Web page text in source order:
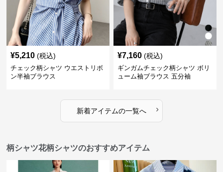
¥5,210 (税込)
チェック柄シャツ ウエストリボ
ン半袖ブラウス
¥7,160 (税込)
ギンガムチェック柄シャツ ボリ
ューム袖ブラウス 五分袖
新着アイテムの一覧へ ›
柄シャツ花柄シャツのおすすめアイテム